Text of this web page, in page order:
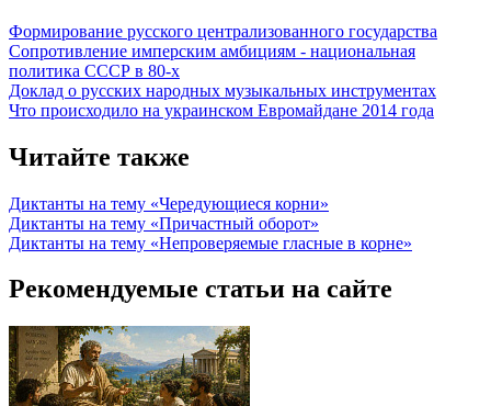
Формирование русского централизованного государства
Сопротивление имперским амбициям - национальная
политика СССР в 80-х
Доклад о русских народных музыкальных инструментах
Что происходило на украинском Евромайдане 2014 года
Читайте также
Диктанты на тему «Чередующиеся корни»
Диктанты на тему «Причастный оборот»
Диктанты на тему «Непроверяемые гласные в корне»
Рекомендуемые статьи на сайте